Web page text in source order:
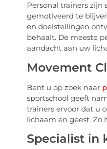
Personal trainers zijn
gemotiveerd te
en doelstellingen
behaalt. De meeste
aandacht aan uw
Movement
Bent u op zoek naar
sportschool geeft
trainers ervoor dat u
lichaam en geest. Zo
Specialist in